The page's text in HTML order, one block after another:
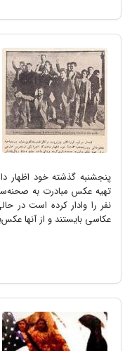
پنجشنبه گذشته خود اظهار
نفر را وادار کرده است در
عکاسی بایستند و از آنها